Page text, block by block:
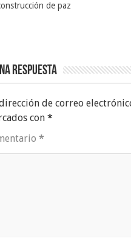
de paz
respuesta
de correo
con *
*